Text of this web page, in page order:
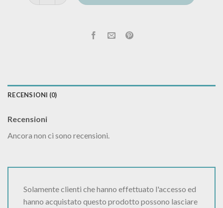
RECENSIONI (0)
Recensioni
Ancora non ci sono recensioni.
Solamente clienti che hanno effettuato l'accesso ed
hanno acquistato questo prodotto possono lasciare